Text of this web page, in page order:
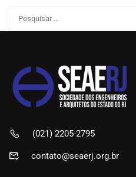
(021) 2205-2795
contato@seaerj.org.br